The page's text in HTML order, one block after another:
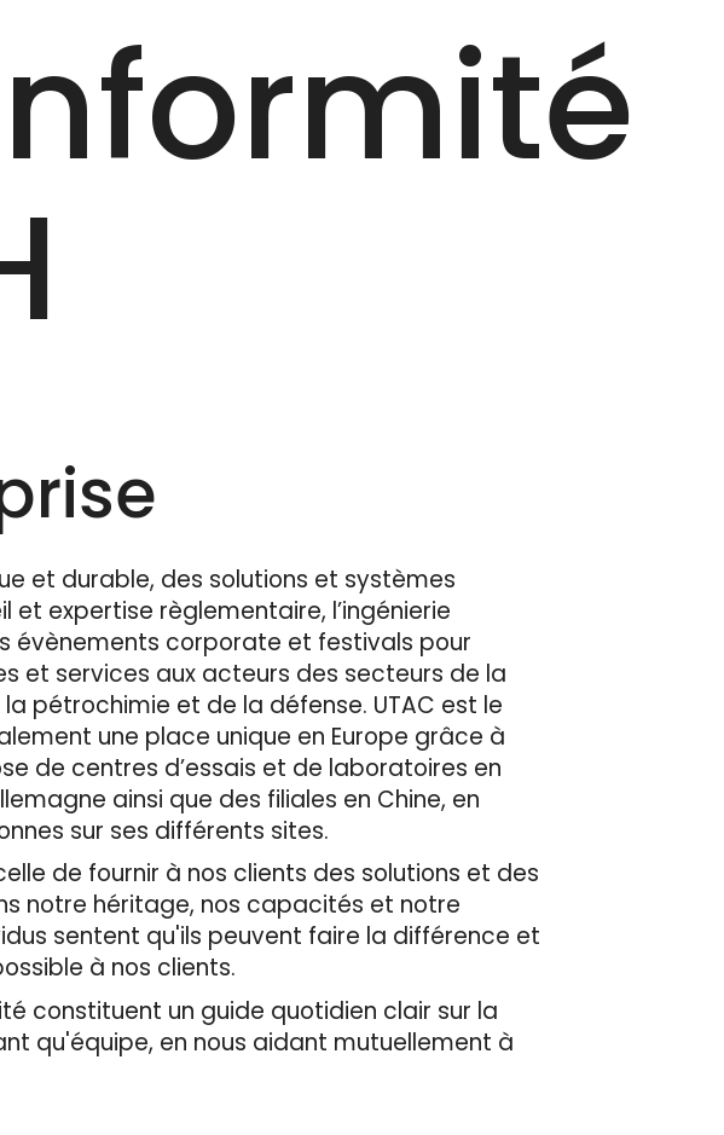
et durable, des solutions et systèmes
et expertise règlementaire, l’ingénierie
évènements corporate et festivals pour
et services aux acteurs des secteurs de la
pétrochimie et de la défense. UTAC est le
une place unique en Europe grâce à
de centres d’essais et de laboratoires en
ainsi que des filiales en Chine, en
sur ses différents sites.
de fournir à nos clients des solutions et des
notre héritage, nos capacités et notre
sentent qu'ils peuvent faire la différence et
à nos clients.
constituent un guide quotidien clair sur la
qu'équipe, en nous aidant mutuellement à